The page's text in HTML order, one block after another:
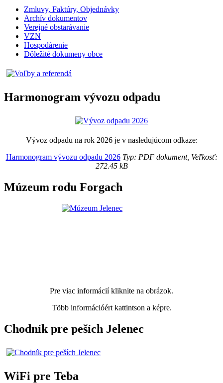
Zmluvy, Faktúry, Objednávky
Archív dokumentov
Verejné obstarávanie
VZN
Hospodárenie
Dôležité dokumeny obce
Harmonogram vývozu odpadu
Vývoz odpadu na rok 2026 je v nasledujúcom odkaze:
Harmonogram vývozu odpadu 2026Typ: PDF dokument, Veľkosť:
272.45 kB
Múzeum rodu Forgach
Pre viac informácií kliknite na obrázok.
Több információért kattintson a képre.
Chodník pre peších Jelenec
WiFi pre Teba